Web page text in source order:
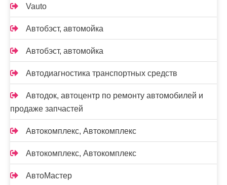
Vauto
Автобэст, автомойка
Автобэст, автомойка
Автодиагностика транспортных средств
Автодок, автоцентр по ремонту автомобилей и
продаже запчастей
Автокомплекс, Автокомплекс
Автокомплекс, Автокомплекс
АвтоМастер